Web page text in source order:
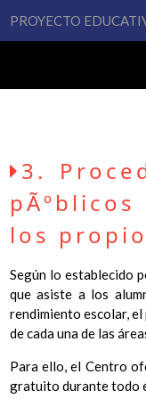
PROYECTO
La entrada en vigor
Educación Primaria,
cual usted podrá
Esperamos que sea de
3.
los
Según lo establecido
que asiste a los
rendimiento escolar,
de cada una de las
Para ello, el Centro
gratuito durante todo